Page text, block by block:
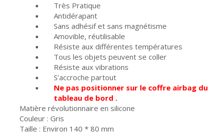
Très Pratique
Antidérapant
Sans adhésif et sans magnétisme
Amovible, réutilisable
Résiste aux différentes températures
Tous les objets peuvent se coller
Résiste aux vibrations
S’accroche partout
Ne pas positionner sur le coffre airbag du
tableau de bord .
Matière révolutionnaire en silicone
Couleur : Gris
Taille : Environ 140 * 80 mm